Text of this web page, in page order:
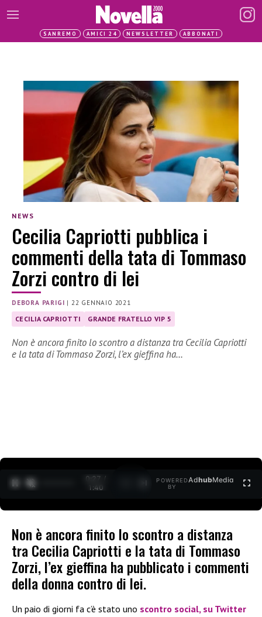
SANREMO AMICI 24 NEWSLETTER ABBONATI
NEWS
Cecilia Capriotti pubblica i
commenti della tata di Tommaso
Zorzi contro di lei
DEBORA PARIGI | 22 GENNAIO 2021
CECILIA CAPRIOTTI GRANDE FRATELLO VIP 5
Non è ancora finito lo scontro a distanza tra Cecilia Capriotti
e la tata di Tommaso Zorzi, l’ex gieffina ha…
0:28 /
1:40
POWERED
BY
AdhubMedia
Non è ancora finito lo scontro a distanza
tra Cecilia Capriotti e la tata di Tommaso
Zorzi, l’ex gieffina ha pubblicato i commenti
della donna contro di lei.
Un paio di giorni fa c’è stato uno scontro social, su Twitter